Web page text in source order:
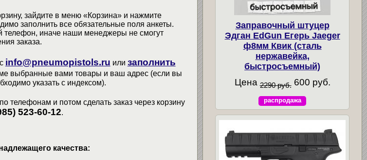
зайдите в меню «Корзина» и нажмите
заполнить все обязательные поля анкеты.
телефон, иначе наши менеджеры не смогут
заказа.
info@pneumopistols.ru или заполнить
выбранные вами товары и ваш адрес (если вы
указать с индексом).
телефонам и потом сделать заказ через корзину
523-60-12.
качества:
Заправочный штуцер
Эдган EdGun Егерь Jaeger
ф8мм Квик (сталь
нержавейка,
быстросъемный)
Цена 2290 руб. 600 руб.
распродажа